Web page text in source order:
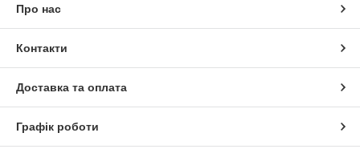
Про нас
Контакти
Доставка та оплата
Графік роботи